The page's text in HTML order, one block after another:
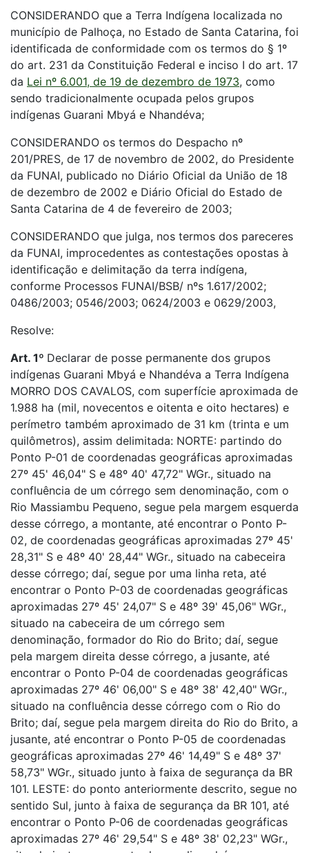
CONSIDERANDO que a Terra Indígena localizada no
município de Palhoça, no Estado de Santa Catarina, foi
identificada de conformidade com os termos do § 1º
do art. 231 da Constituição Federal e inciso I do art. 17
da Lei nº 6.001, de 19 de dezembro de 1973, como
sendo tradicionalmente ocupada pelos grupos
indígenas Guarani Mbyá e Nhandéva;
CONSIDERANDO os termos do Despacho nº
201/PRES, de 17 de novembro de 2002, do Presidente
da FUNAI, publicado no Diário Oficial da União de 18
de dezembro de 2002 e Diário Oficial do Estado de
Santa Catarina de 4 de fevereiro de 2003;
CONSIDERANDO que julga, nos termos dos pareceres
da FUNAI, improcedentes as contestações opostas à
identificação e delimitação da terra indígena,
conforme Processos FUNAI/BSB/ nºs 1.617/2002;
0486/2003; 0546/2003; 0624/2003 e 0629/2003,
Resolve:
Art. 1º Declarar de posse permanente dos grupos
indígenas Guarani Mbyá e Nhandéva a Terra Indígena
MORRO DOS CAVALOS, com superfície aproximada de
1.988 ha (mil, novecentos e oitenta e oito hectares) e
perímetro também aproximado de 31 km (trinta e um
quilômetros), assim delimitada: NORTE: partindo do
Ponto P-01 de coordenadas geográficas aproximadas
27º 45' 46,04" S e 48º 40' 47,72" WGr., situado na
confluência de um córrego sem denominação, com o
Rio Massiambu Pequeno, segue pela margem esquerda
desse córrego, a montante, até encontrar o Ponto P-
02, de coordenadas geográficas aproximadas 27º 45'
28,31" S e 48º 40' 28,44" WGr., situado na cabeceira
desse córrego; daí, segue por uma linha reta, até
encontrar o Ponto P-03 de coordenadas geográficas
aproximadas 27º 45' 24,07" S e 48º 39' 45,06" WGr.,
situado na cabeceira de um córrego sem
denominação, formador do Rio do Brito; daí, segue
pela margem direita desse córrego, a jusante, até
encontrar o Ponto P-04 de coordenadas geográficas
aproximadas 27º 46' 06,00" S e 48º 38' 42,40" WGr.,
situado na confluência desse córrego com o Rio do
Brito; daí, segue pela margem direita do Rio do Brito, a
jusante, até encontrar o Ponto P-05 de coordenadas
geográficas aproximadas 27º 46' 14,49" S e 48º 37'
58,73" WGr., situado junto à faixa de segurança da BR
101. LESTE: do ponto anteriormente descrito, segue no
sentido Sul, junto à faixa de segurança da BR 101, até
encontrar o Ponto P-06 de coordenadas geográficas
aproximadas 27º 46' 29,54" S e 48º 38' 02,23" WGr.,